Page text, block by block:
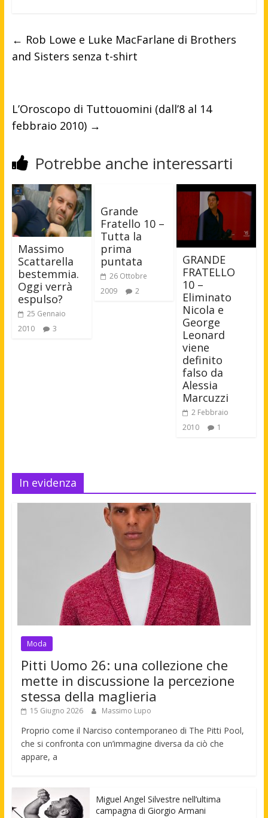
← Rob Lowe e Luke MacFarlane di Brothers
and Sisters senza t-shirt
L’Oroscopo di Tuttouomini (dall’8 al 14
febbraio 2010) →
Potrebbe anche interessarti
Massimo
Scattarella
bestemmia.
Oggi verrà
espulso?
25 Gennaio
2010
3
Grande
Fratello 10 –
Tutta la
prima
puntata
26 Ottobre
2009
2
GRANDE
FRATELLO
10 –
Eliminato
Nicola e
George
Leonard
viene
definito
falso da
Alessia
Marcuzzi
2 Febbraio
2010
1
In evidenza
Moda
Pitti Uomo 26: una collezione che
mette in discussione la percezione
stessa della maglieria
15 Giugno 2026 Massimo Lupo
Proprio come il Narciso contemporaneo di The Pitti Pool,
che si confronta con un’immagine diversa da ciò che
appare, a
Miguel Angel Silvestre nell’ultima
campagna di Giorgio Armani